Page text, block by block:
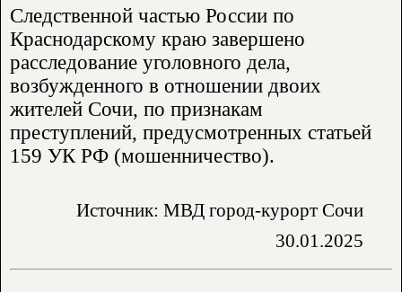
Следственной частью России по
Краснодарскому краю завершено
расследование уголовного дела,
возбужденного в отношении двоих
жителей Сочи, по признакам
преступлений, предусмотренных статьей
159 УК РФ (мошенничество).
Источник: МВД город-курорт Сочи
30.01.2025